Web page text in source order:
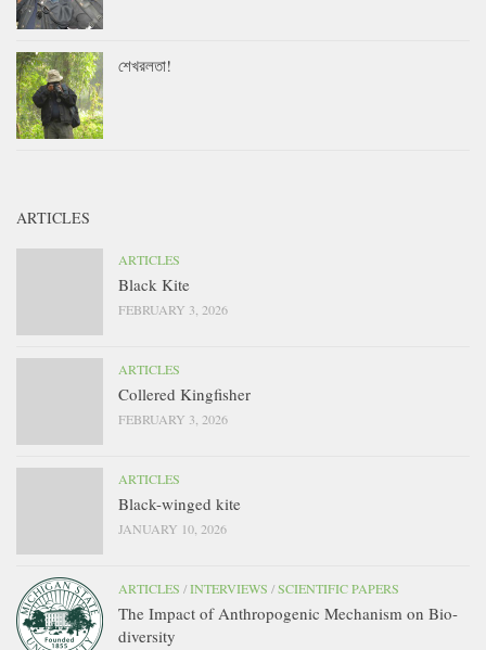
শেখরলতা!
ARTICLES
ARTICLES
Black Kite
FEBRUARY 3, 2026
ARTICLES
Collered Kingfisher
FEBRUARY 3, 2026
ARTICLES
Black-winged kite
JANUARY 10, 2026
ARTICLES /INTERVIEWS /SCIENTIFIC PAPERS
The Impact of Anthropogenic Mechanism on Bio-
diversity